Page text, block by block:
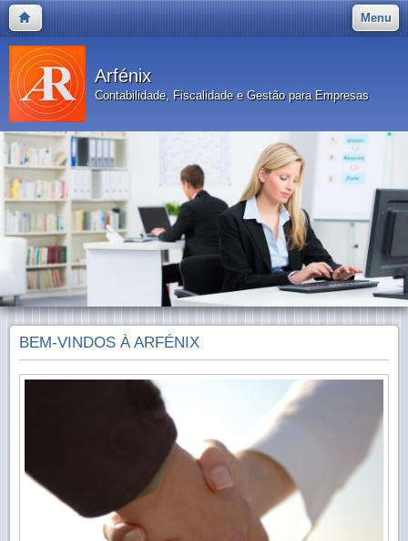
Menu
Arfénix
Contabilidade, Fiscalidade e Gestão para Empresas
BEM-VINDOS À ARFÉNIX